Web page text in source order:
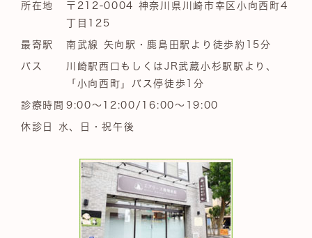
所在地
〒212-0004 神奈川県川崎市幸区小向西町4
丁目125
最寄駅 南武線 矢向駅・鹿島田駅より徒歩約15分
バス
川崎駅西口もしくはJR武蔵小杉駅駅より、
「小向西町」バス停徒歩1分
診療時間 9:00～12:00/16:00～19:00
休診日 水、日・祝午後